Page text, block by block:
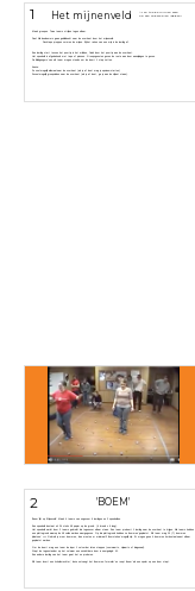
Het mijnenveld
Maak groepen. Twee teams strijden tegen elkaar.
Doel: Alle deelnemers gaan geblindoekt naar de overkant door het mijnenveld.
Ducktape proppen vormen de mijnen. Bij het raken van een mijn is de leerling af.
Een leerling start tussen het poortje in het midden, finish door het poortje aan de overkant.
Het speelveld is afgebakend met tape of pionnen. Groepsgenoten geven de route aan door aanwijzingen te geven.
De 'blindgangers' van elk team mogen steeds om de beurt 1 stap zetten.
Keuze:
Zo snel mogelijk allemaal naar de overkant (als je af bent mag je opnieuw starten)
Zoveel mogelijk groepsleden naar de overkant (als je af bent, ga je aan de zijkant staan).
1
Af en toe de mijnen even
op een andere plek leggen!
'BOEM'
‘Boem’ lijkt op 'Mijnenveld'. Maak 4 teams van ongeveer 6 leerlingen en 2 speelvelden.
Een speelveld bestaat uit 24 stuks A3 papier op de grond. (4 breed x 6 lang).
Het speelveld wordt door 2 teams gebruikt die tegenover elkaar staan. Een team probeert 1 leerling naar de overkant te krijgen. Alle teams hebben
een plattegrond waarop de A3 vellen worden weergegeven. Op die plattegrond hebben ze 'bommen' geplaatst. Elk team mag 10 (?) bommen
'plaatsen'. ==> Gebruik je meer bommen, dan moeten er minimaal 2 'doorsteken' mogelijk zijn. Er mogen geen 4 bommen horizontaal naast elkaar
geplaatst worden.
Om de beurt mag een team de loper 1 vel verder laten stappen (voorwaarts, zijwaarts of diagonaal).
Stapt de tegenstander op het vel waar een onzichtbare bom is neergelegd: Af.
Een andere leerling van het team gaat het nu proberen.
Elk team levert een 'scheidsrechter', deze ontvangt het 'bommen-formulier' en roept 'boem' als een speler op een bom stapt.
2